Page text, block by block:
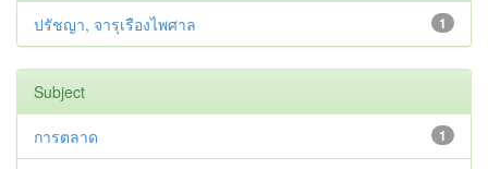
1
ปรัชญา, จารุเรืองไพศาล
Subject
1
การตลาด